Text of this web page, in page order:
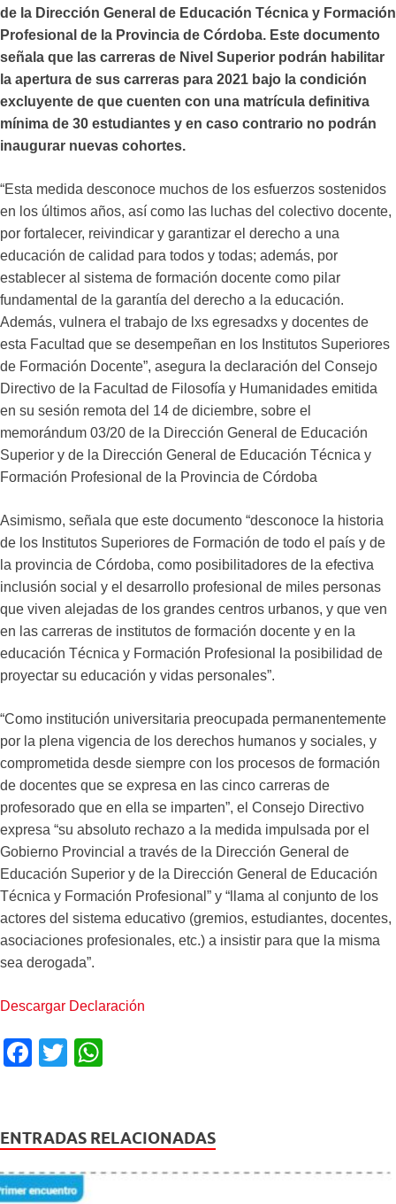
de la Dirección General de Educación Técnica y Formación
Profesional de la Provincia de Córdoba. Este documento
señala que las carreras de Nivel Superior podrán habilitar
la apertura de sus carreras para 2021 bajo la condición
excluyente de que cuenten con una matrícula definitiva
mínima de 30 estudiantes y en caso contrario no podrán
inaugurar nuevas cohortes.
“Esta medida desconoce muchos de los esfuerzos sostenidos
en los últimos años, así como las luchas del colectivo docente,
por fortalecer, reivindicar y garantizar el derecho a una
educación de calidad para todos y todas; además, por
establecer al sistema de formación docente como pilar
fundamental de la garantía del derecho a la educación.
Además, vulnera el trabajo de lxs egresadxs y docentes de
esta Facultad que se desempeñan en los Institutos Superiores
de Formación Docente”, asegura la declaración del Consejo
Directivo de la Facultad de Filosofía y Humanidades emitida
en su sesión remota del 14 de diciembre, sobre el
memorándum 03/20 de la Dirección General de Educación
Superior y de la Dirección General de Educación Técnica y
Formación Profesional de la Provincia de Córdoba
Asimismo, señala que este documento “desconoce la historia
de los Institutos Superiores de Formación de todo el país y de
la provincia de Córdoba, como posibilitadores de la efectiva
inclusión social y el desarrollo profesional de miles personas
que viven alejadas de los grandes centros urbanos, y que ven
en las carreras de institutos de formación docente y en la
educación Técnica y Formación Profesional la posibilidad de
proyectar su educación y vidas personales”.
“Como institución universitaria preocupada permanentemente
por la plena vigencia de los derechos humanos y sociales, y
comprometida desde siempre con los procesos de formación
de docentes que se expresa en las cinco carreras de
profesorado que en ella se imparten”, el Consejo Directivo
expresa “su absoluto rechazo a la medida impulsada por el
Gobierno Provincial a través de la Dirección General de
Educación Superior y de la Dirección General de Educación
Técnica y Formación Profesional” y “llama al conjunto de los
actores del sistema educativo (gremios, estudiantes, docentes,
asociaciones profesionales, etc.) a insistir para que la misma
sea derogada”.
Descargar Declaración
F
e
b
o
T
er s
A
ENTRADAS RELACIONADAS